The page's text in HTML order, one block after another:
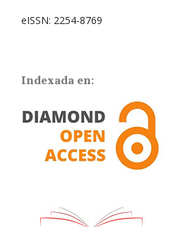
eISSN: 2254-8769
Indexada en: